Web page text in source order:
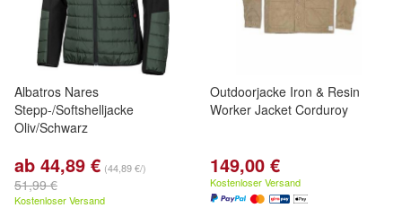
Albatros Nares
Stepp-/Softshelljacke
Oliv/Schwarz
ab 44,89 € (44,89 €/)
51,99 €
Kostenloser Versand
Outdoorjacke Iron & Resin
Worker Jacket Corduroy
149,00 €
Kostenloser Versand